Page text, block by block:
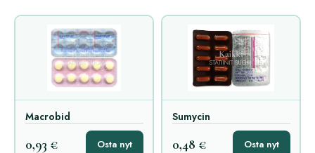
Macrobid
0,93 € Osta nyt
Sumycin
0,48 € Osta nyt